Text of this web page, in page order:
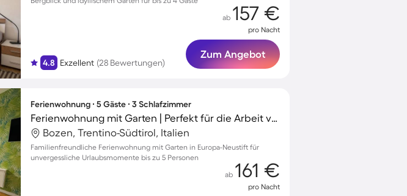
4.8 Exzellent (28 Bewertungen)
ab 157 €
pro Nacht
Zum Angebot
Ferienwohnung ∙ 5 Gäste ∙ 3 Schlafzimmer
Ferienwohnung mit Garten | Perfekt für die Arbeit von Zuhause
Bozen, Trentino-Südtirol, Italien
Familienfreundliche Ferienwohnung mit Garten in Europa-Neustift für
unvergessliche Urlaubsmomente bis zu 5 Personen
ab 161 €
pro Nacht